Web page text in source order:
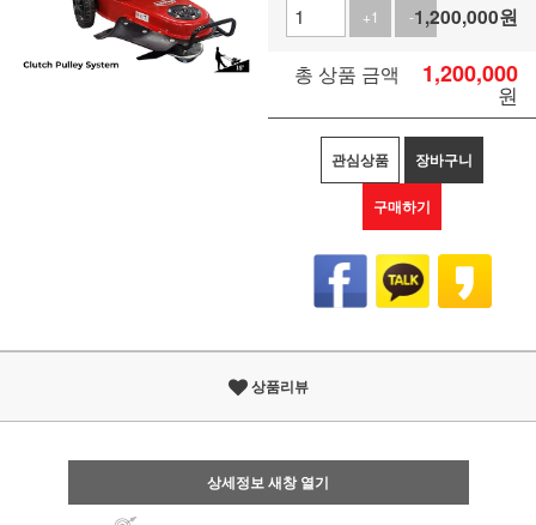
+1
-11,200,000원
총 상품 금액 1,200,000
원
관심상품 장바구니
구매하기
상품리뷰
상세정보 새창 열기